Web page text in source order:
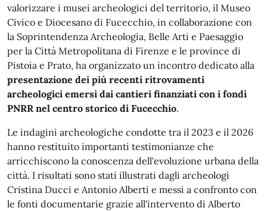
valorizzare i musei archeologici del territorio, il Museo
Civico e Diocesano di Fucecchio, in collaborazione con
la Soprintendenza Archeologia, Belle Arti e Paesaggio
per la Città Metropolitana di Firenze e le province di
Pistoia e Prato, ha organizzato un incontro dedicato alla
presentazione dei più recenti ritrovamenti
archeologici emersi dai cantieri finanziati con i fondi
PNRR nel centro storico di Fucecchio.
Le indagini archeologiche condotte tra il 2023 e il 2026
hanno restituito importanti testimonianze che
arricchiscono la conoscenza dell'evoluzione urbana della
città. I risultati sono stati illustrati dagli archeologi
Cristina Ducci e Antonio Alberti e messi a confronto con
le fonti documentarie grazie all'intervento di Alberto